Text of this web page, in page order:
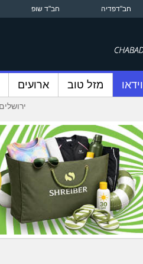
חב"דפדיה חב"ד שופ
וידאו מזל טוב ארועים